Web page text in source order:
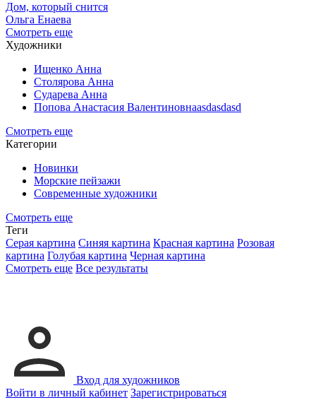
Дом, который снится
Ольга Енаева
Смотреть еще
Художники
Ищенко Анна
Столярова Анна
Сударева Анна
Попова Анастасия Валентиновнаasdasdasd
Смотреть еще
Категории
Новинки
Морские пейзажи
Современные художники
Смотреть еще
Теги
Серая картина Синяя картина Красная картина Розовая
картина Голубая картина Черная картина
Смотреть еще Все результаты
Вход для художников
Войти в личный кабинет Зарегистрироваться